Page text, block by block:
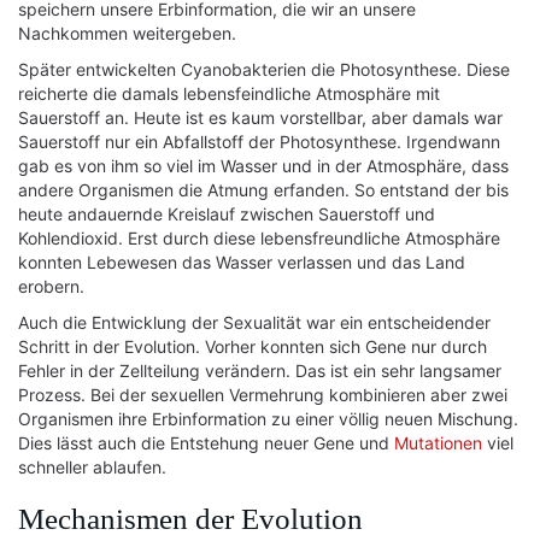
speichern unsere Erbinformation, die wir an unsere
Nachkommen weitergeben.
Später entwickelten Cyanobakterien die Photosynthese. Diese
reicherte die damals lebensfeindliche Atmosphäre mit
Sauerstoff an. Heute ist es kaum vorstellbar, aber damals war
Sauerstoff nur ein Abfallstoff der Photosynthese. Irgendwann
gab es von ihm so viel im Wasser und in der Atmosphäre, dass
andere Organismen die Atmung erfanden. So entstand der bis
heute andauernde Kreislauf zwischen Sauerstoff und
Kohlendioxid. Erst durch diese lebensfreundliche Atmosphäre
konnten Lebewesen das Wasser verlassen und das Land
erobern.
Auch die Entwicklung der Sexualität war ein entscheidender
Schritt in der Evolution. Vorher konnten sich Gene nur durch
Fehler in der Zellteilung verändern. Das ist ein sehr langsamer
Prozess. Bei der sexuellen Vermehrung kombinieren aber zwei
Organismen ihre Erbinformation zu einer völlig neuen Mischung.
Dies lässt auch die Entstehung neuer Gene und Mutationen viel
schneller ablaufen.
Mechanismen der Evolution